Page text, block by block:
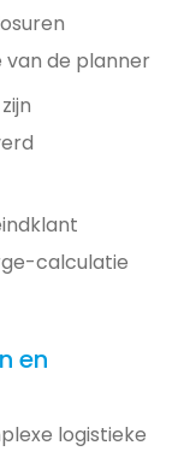
de planner
calculatie
en
logistieke